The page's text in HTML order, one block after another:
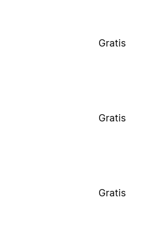
Gratis
Gratis
Gratis